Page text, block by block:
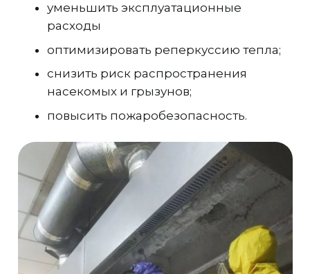
уменьшить эксплуатационные
расходы
оптимизировать реперкуссию тепла;
снизить риск распространения
насекомых и грызунов;
повысить пожаробезопасность.